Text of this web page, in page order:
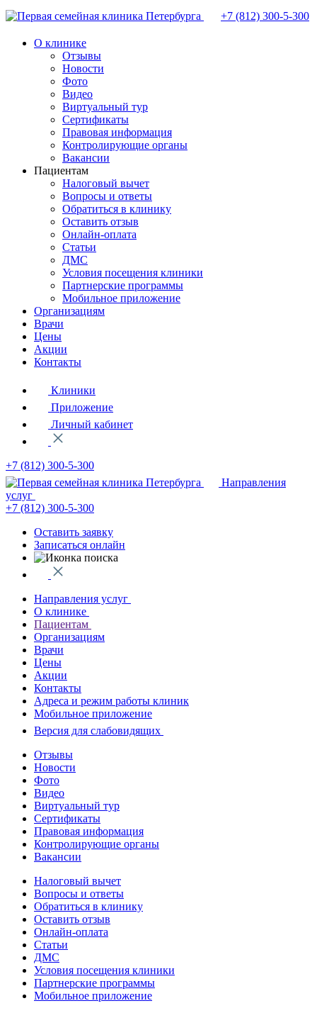
+7 (812) 300-5-300
О клинике
Отзывы
Новости
Фото
Видео
Виртуальный тур
Сертификаты
Правовая информация
Контролирующие органы
Вакансии
Пациентам
Налоговый вычет
Вопросы и ответы
Обратиться в клинику
Оставить отзыв
Онлайн-оплата
Статьи
ДМС
Условия посещения клиники
Партнерские программы
Мобильное приложение
Организациям
Врачи
Цены
Акции
Контакты
Клиники
Приложение
Личный кабинет
+7 (812) 300-5-300
Направления
услуг
+7 (812) 300-5-300
Оставить заявку
Записаться онлайн
Направления услуг
О клинике
Пациентам
Организациям
Врачи
Цены
Акции
Контакты
Адреса и режим работы клиник
Мобильное приложение
Версия для слабовидящих
Отзывы
Новости
Фото
Видео
Виртуальный тур
Сертификаты
Правовая информация
Контролирующие органы
Вакансии
Налоговый вычет
Вопросы и ответы
Обратиться в клинику
Оставить отзыв
Онлайн-оплата
Статьи
ДМС
Условия посещения клиники
Партнерские программы
Мобильное приложение